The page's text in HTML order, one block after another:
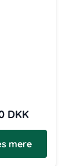
DKK
mere